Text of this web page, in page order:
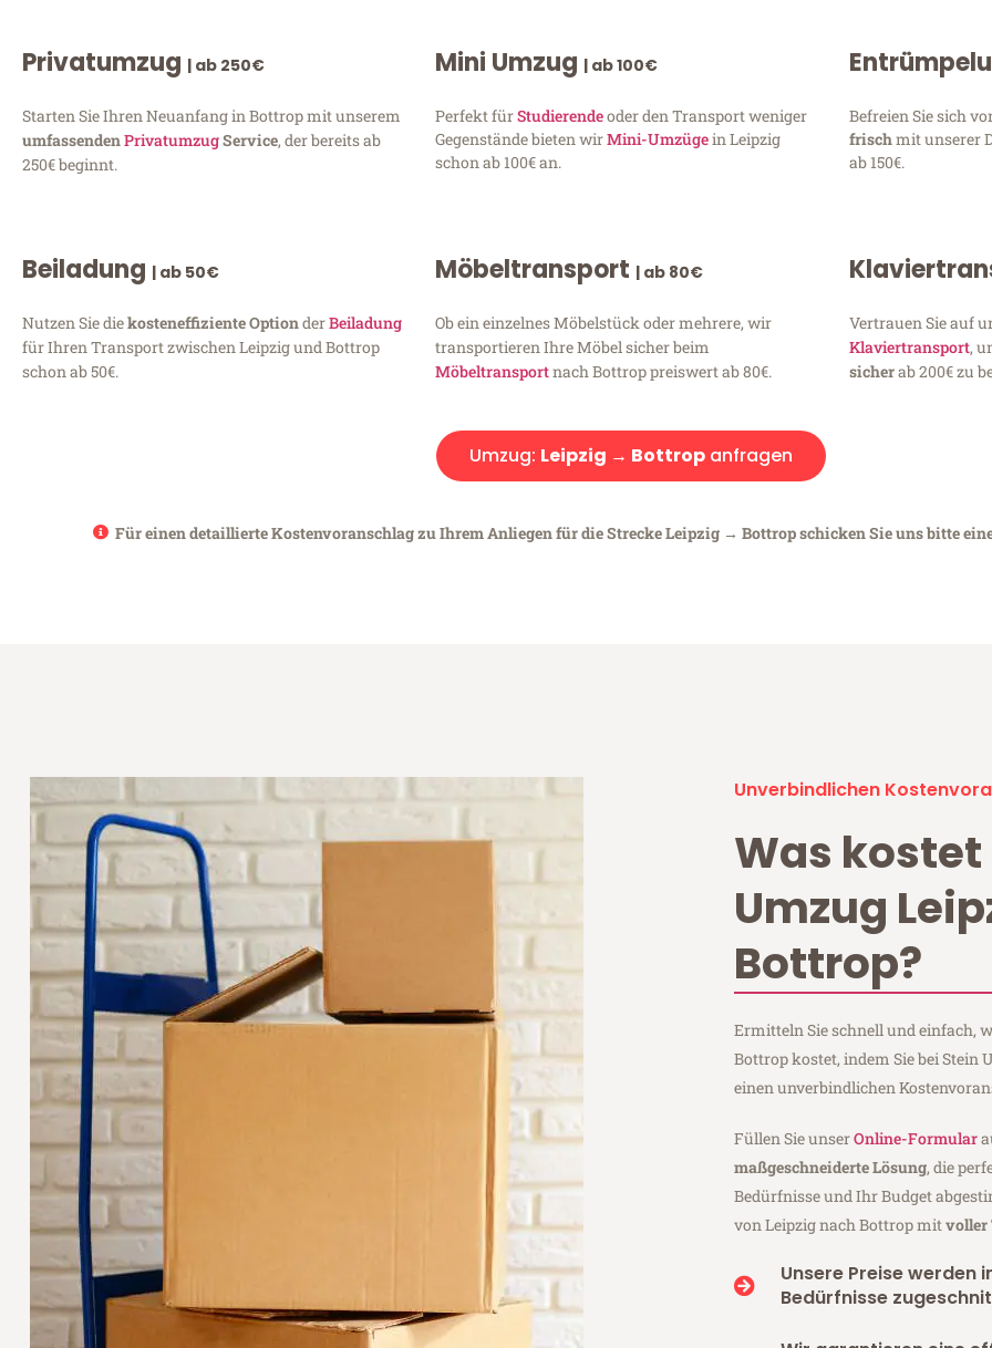
Privatumzug | ab 250€
Starten Sie Ihren Neuanfang in Bottrop mit unserem
umfassendenPrivatumzugService, der bereits ab
250€ beginnt.
Mini Umzug | ab 100€
Perfekt fürStudierendeoder den Transport weniger
Gegenstände bieten wirMini-Umzügein Leipzig
schon ab 100€ an.
Befreien Sie sich
frischmit unserer
ab 150€.
Beiladung | ab 50€
Nutzen Sie diekosteneffiziente OptionderBeiladung
für Ihren Transport zwischen Leipzig und Bottrop
schon ab 50€.
Möbeltransport | ab 80€
Ob ein einzelnes Möbelstück oder mehrere, wir
transportieren Ihre Möbel sicher beim
Möbeltransportnach Bottrop preiswert ab 80€.
Vertrauen Sie auf
Klaviertransport,
sicherab 200€ zu
Umzug: Leipzig → Bottrop anfragen
Für einen detaillierte Kostenvoranschlag zu Ihrem Anliegen für die Strecke Leipzig → Bottrop schicken Sie uns bitte
Unverbindlichen
Was kostet
Umzug
Bottrop?
Ermitteln Sie schnell und einfach,
Bottrop kostet, indem Sie bei Stein
einen unverbindlichen
Füllen Sie unserOnline-Formular
maßgeschneiderte Lösung, die
Bedürfnisse und Ihr Budget
von Leipzig nach Bottrop mitvoller
Unsere Preise werden
Bedürfnisse